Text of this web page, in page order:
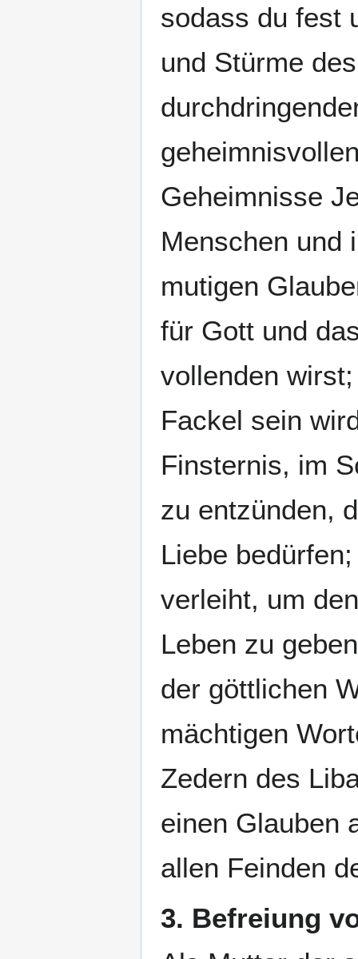
sodass du fest
und Stürme
Geheimnisse
Menschen und
mutigen
für Gott und
vollenden
Fackel sein
Finsternis, im
zu entzünden,
Liebe
verleiht, um
Leben zu
der göttlichen
mächtigen
Zedern des
einen Glauben
allen Feinden
3. Befreiung